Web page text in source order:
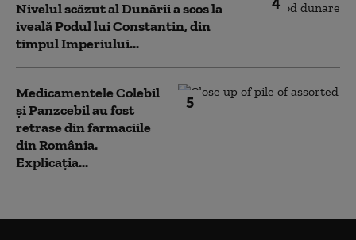
Nivelul scăzut al Dunării a scos la
iveală Podul lui Constantin, din
timpul Imperiului...
5
Medicamentele Colebil
și Panzcebil au fost
retrase din farmaciile
din România.
Explicația...